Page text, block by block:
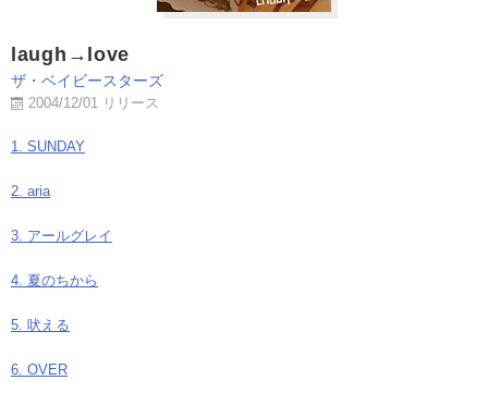
laugh→love
ザ・ベイビースターズ
2004/12/01 リリース
1. SUNDAY
2. aria
3. アールグレイ
4. 夏のちから
5. 吠える
6. OVER